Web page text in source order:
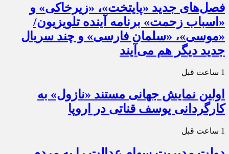
فصل‌های جدید «پایتخت»، «زیرخاکی» و
«اسباب زحمت» برنامه آینده تلویزیون/
«موسی»، «سلمان فارسی» و چند سریال
جدید دیگر هم می‌آیند
1 ساعت قبل
اولین نمایش جهانی مستند «نازول» به
کارگردانی یوسف قناتی در اروپا
1 ساعت قبل